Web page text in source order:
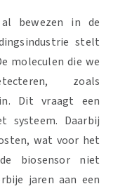
bewezen in de
stelt
moleculen die we
zoals
Dit vraagt een
systeem. Daarbij
wat voor het
biosensor niet
jaren aan een